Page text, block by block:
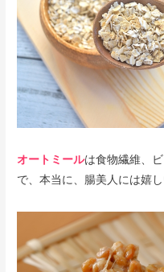
オートミールは食物繊維、
で、本当に、腸美人には嬉し